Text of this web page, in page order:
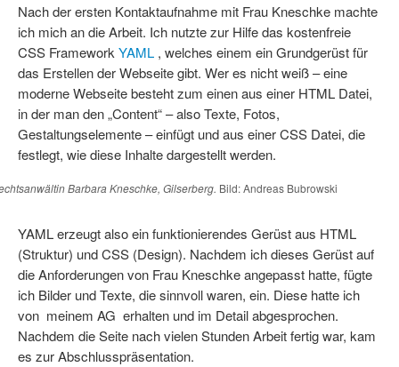
Nach der ersten Kontaktaufnahme mit Frau Kneschke machte
ich mich an die Arbeit. Ich nutzte zur Hilfe das kostenfreie
CSS Framework YAML , welches einem ein Grundgerüst für
das Erstellen der Webseite gibt. Wer es nicht weiß – eine
moderne Webseite besteht zum einen aus einer HTML Datei,
in der man den „Content“ – also Texte, Fotos,
Gestaltungselemente – einfügt und aus einer CSS Datei, die
festlegt, wie diese Inhalte dargestellt werden.
Barbara Kneschke, Gilserberg. Bild: Andreas Bubrowski
YAML erzeugt also ein funktionierendes Gerüst aus HTML
(Struktur) und CSS (Design). Nachdem ich dieses Gerüst auf
die Anforderungen von Frau Kneschke angepasst hatte, fügte
ich Bilder und Texte, die sinnvoll waren, ein. Diese hatte ich
von meinem AG erhalten und im Detail abgesprochen.
Nachdem die Seite nach vielen Stunden Arbeit fertig war, kam
es zur Abschlusspräsentation.